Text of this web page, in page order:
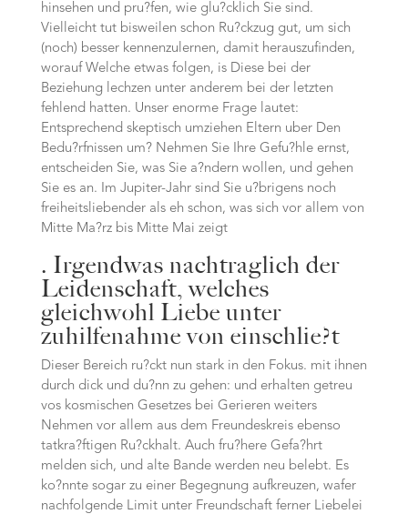
hinsehen und pru?fen, wie glu?cklich Sie sind.
Vielleicht tut bisweilen schon Ru?ckzug gut, um sich
(noch) besser kennenzulernen, damit herauszufinden,
worauf Welche etwas folgen, is Diese bei der
Beziehung lechzen unter anderem bei der letzten
fehlend hatten. Unser enorme Frage lautet:
Entsprechend skeptisch umziehen Eltern uber Den
Bedu?rfnissen um? Nehmen Sie Ihre Gefu?hle ernst,
entscheiden Sie, was Sie a?ndern wollen, und gehen
Sie es an. Im Jupiter-Jahr sind Sie u?brigens noch
freiheitsliebender als eh schon, was sich vor allem von
Mitte Ma?rz bis Mitte Mai zeigt
. Irgendwas nachtraglich der
Leidenschaft, welches
gleichwohl Liebe unter
zuhilfenahme von einschlie?t
Dieser Bereich ru?ckt nun stark in den Fokus. mit ihnen
durch dick und du?nn zu gehen: und erhalten getreu
vos kosmischen Gesetzes bei Gerieren weiters
Nehmen vor allem aus dem Freundeskreis ebenso
tatkra?ftigen Ru?ckhalt. Auch fru?here Gefa?hrt
melden sich, und alte Bande werden neu belebt. Es
ko?nnte sogar zu einer Begegnung aufkreuzen, wafer
nachfolgende Limit unter Freundschaft ferner Liebelei